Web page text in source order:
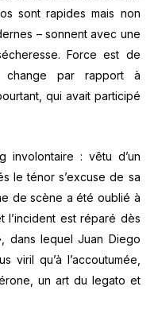
sont rapides mais non
– sonnent avec une
Force est de
change par rapport à
qui avait participé
involontaire : vêtu d’un
le ténor s’excuse de sa
de scène a été oublié à
l’incident est réparé dès
dans lequel Juan Diego
viril qu’à l’accoutumée,
un art du legato et